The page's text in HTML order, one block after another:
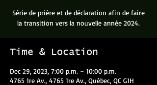
Série de prière et de déclaration afin de faire
la transition vers la nouvelle année 2024.
Time & Location
Dec 29, 2023, 7:00 p.m. – 10:00 p.m.
4765 1re Av., 4765 1re Av., Québec, QC G1H